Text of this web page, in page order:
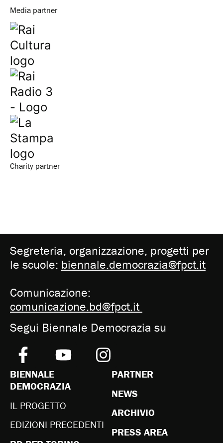
Media partner
Charity partner
Segreteria, organizzazione, progetti per
le scuole: biennale.democrazia@fpct.it
Comunicazione:
comunicazione.bd@fpct.it
Segui Biennale Democrazia su
BIENNALE
DEMOCRAZIA
IL PROGETTO
EDIZIONI PRECEDENTI
PARTNER
NEWS
ARCHIVIO
PRESS AREA